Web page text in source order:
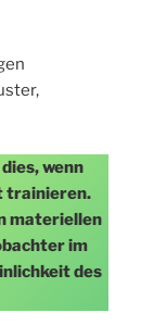
wenn
trainieren.
materiellen
im
des